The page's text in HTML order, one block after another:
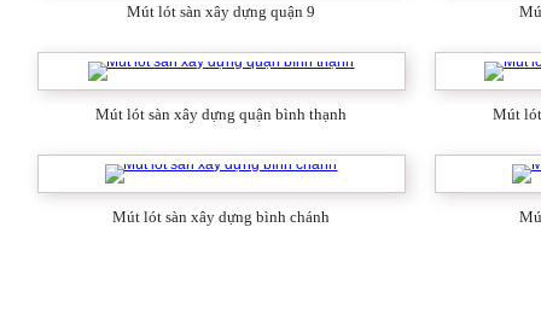
Mút lót sàn xây dựng quận 9
Mút lót sàn xây dựng quận bình thạnh Mút
Mút lót sàn xây dựng bình chánh